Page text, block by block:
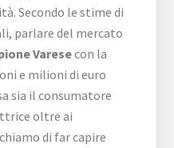
Secondo le stime di
parlare del mercato
Varesecon la
e milioni di euro
sia il consumatore
oltre ai
di far capire